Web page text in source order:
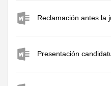
Reclamación antes la
Presentación